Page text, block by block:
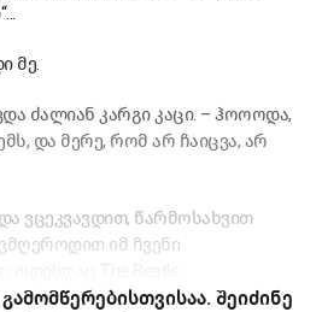
მე.
ძალიან კარგი კაცი. – ჰოოოდა,
და მერე, რომ არ ჩაიცვა, არ
ვცეკვავდით, წარმოსახვით
იმ ჩვენი
შეიძინე